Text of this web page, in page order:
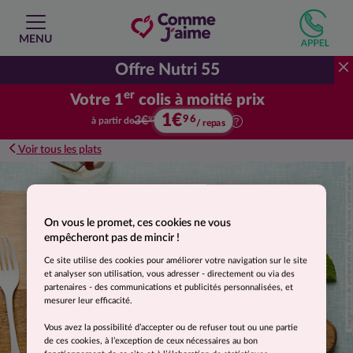
MENU
Offre Nutri 55
Votre 1er colis à moitié prix
Votre premier colis à moitié prix.
à partir de3€92 1€96/ repas
Voir tous les plats
Suggestion de présentation. Photo non contractuelle.
On vous le promet, ces cookies ne vous
empêcheront pas de mincir !
Ce site utilise des cookies pour améliorer votre navigation sur le site
et analyser son utilisation, vous adresser - directement ou via des
partenaires - des communications et publicités personnalisées, et
mesurer leur efficacité.
Vous avez la possibilité d’accepter ou de refuser tout ou une partie
de ces cookies, à l’exception de ceux nécessaires au bon